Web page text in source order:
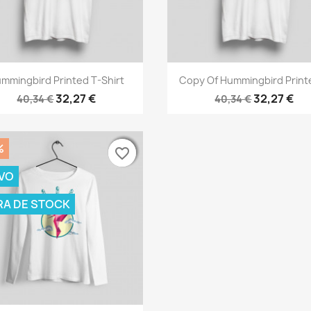
Vista rápida
Printed T-Shirt
40,34 €32,27 €
Vista rápida
Copy Of Hummingbird
40,34 €32,27 €
DE STOCK
favorite_border
favorite_border
favorite_border